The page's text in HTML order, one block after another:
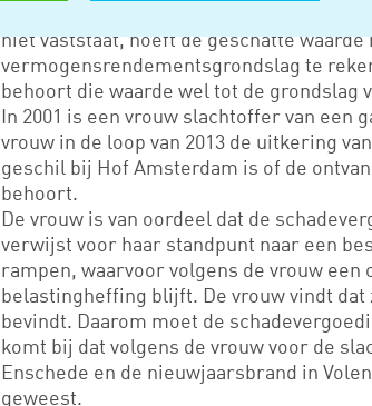
Iemand die recht heeft op een
niet vaststaat, hoeft de geschatte waarde
vermogensrendementsgrondslag te
behoort die waarde wel tot de grondslag
In 2001 is een vrouw slachtoffer van een
vrouw in de loop van 2013 de uitkering
geschil bij Hof Amsterdam is of de
behoort.
De vrouw is van oordeel dat de
verwijst voor haar standpunt naar een
rampen, waarvoor volgens de vrouw een
belastingheffing blijft. De vrouw vindt
bevindt. Daarom moet de
komt bij dat volgens de vrouw voor de
Enschede en de nieuwjaarsbrand in
geweest.